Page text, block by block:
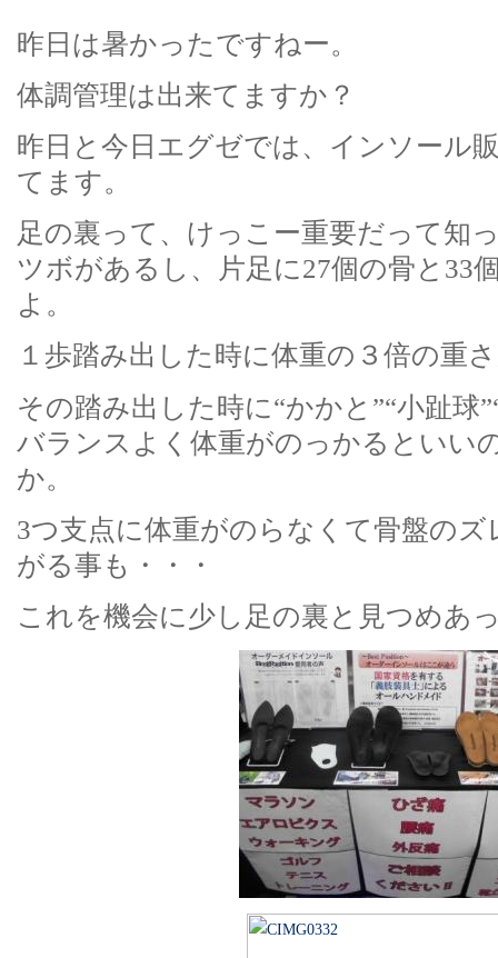
昨日は暑かったですねー。
体調管理は出来てますか？
昨日と今日エグゼでは、インソール
てます。
足の裏って、けっこー重要だって知
ツボがあるし、片足に27個の骨と33
よ。
１歩踏み出した時に体重の３倍の重
その踏み出した時に“かかと”“小趾球
バランスよく体重がのっかるといい
か。
3つ支点に体重がのらなくて骨盤の
がる事も・・・
これを機会に少し足の裏と見つめあ